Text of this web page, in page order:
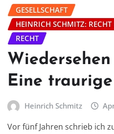
GESELLSCHAFT
HEINRICH SCHMITZ: RECHT
RECHT
Eine
Heinrich Schmitz
Vor fünf Jahren schrieb ich